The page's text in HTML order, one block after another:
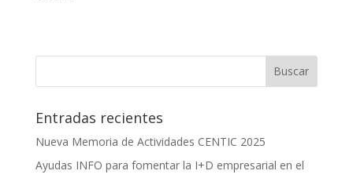
Entradas recientes
Nueva Memoria de Actividades CENTIC 2025
Ayudas INFO para fomentar la I+D empresarial en el